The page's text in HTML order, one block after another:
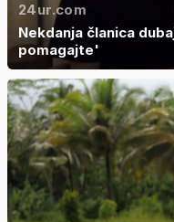
24ur.com
Nekdanja članica
pomagajte'